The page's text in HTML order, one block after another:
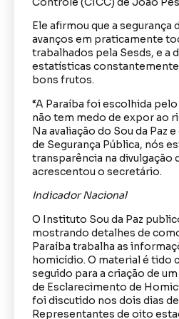
Ele afirmou que a segurança
avanços em praticamente
trabalhados pela Sesds, e a
estatísticas
bons frutos.
“A Paraíba foi escolhida
não tem medo de expor ao
Na avaliação do Sou da Paz
de Segurança Pública, nós
transparência na divulgação
acrescentou o secretário.
Indicador Nacional
O Instituto Sou da Paz
mostrando detalhes de
Paraíba trabalha as
homicídio. O material é tido
seguido para a criação de
de Esclarecimento de
foi discutido nos dois dias
Representantes de oito